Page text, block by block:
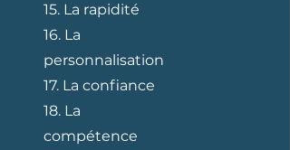
15. La rapidité
16. La
personnalisation
17. La confiance
18. La
compétence